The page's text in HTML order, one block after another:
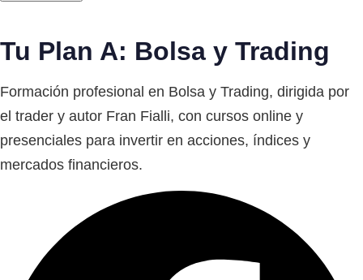
Tu Plan A: Bolsa y Trading
Formación profesional en Bolsa y Trading, dirigida por
el trader y autor Fran Fialli, con cursos online y
presenciales para invertir en acciones, índices y
mercados financieros.